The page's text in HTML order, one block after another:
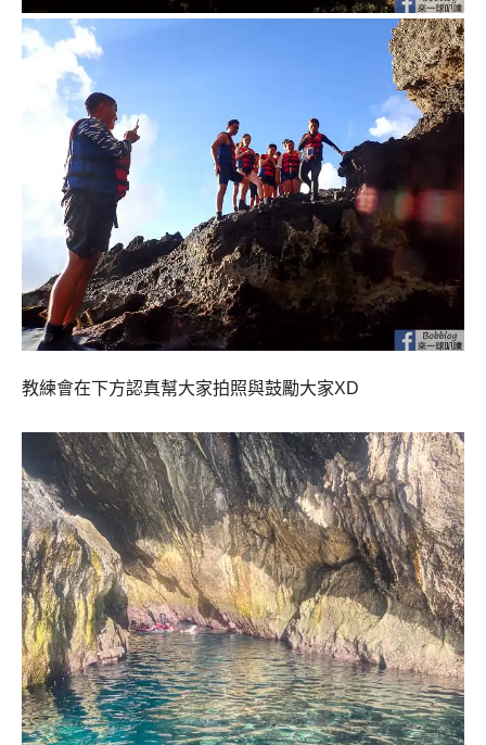
教練會在下方認真幫大家拍照與鼓勵大家XD